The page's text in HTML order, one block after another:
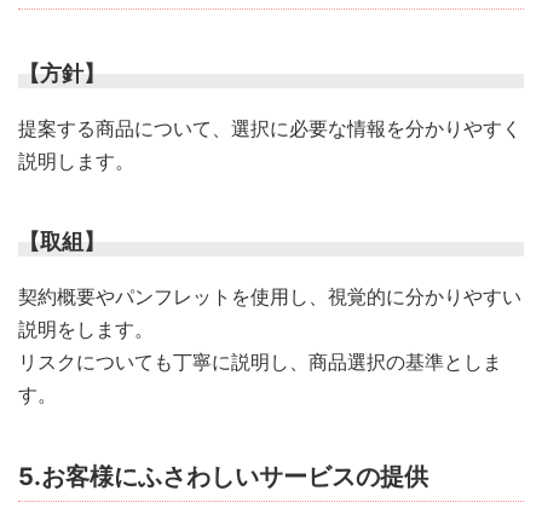
【方針】
提案する商品について、選択に必要な情報を分かりやすく
説明します。
【取組】
契約概要やパンフレットを使用し、視覚的に分かりやすい
説明をします。
リスクについても丁寧に説明し、商品選択の基準としま
す。
5.お客様にふさわしいサービスの提供